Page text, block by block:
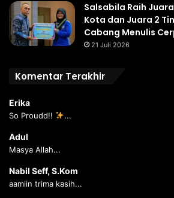
Salsabila Raih Juara
Kota dan Juara 2
Cabang Menulis
21 Juli 2026
Komentar Terakhir
Erika
So Proudd!! ...
Adul
Masya Allah...
Nabil Seff, S.Kom
aamiin trima kasih...